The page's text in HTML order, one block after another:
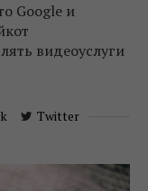
Google и
видеоуслуги
Twitter